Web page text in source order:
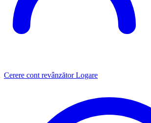
Cerere cont revânzător Logare